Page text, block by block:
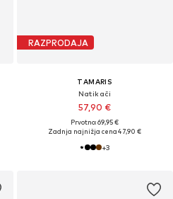
RAZPRODAJA
TAMARIS
Natikači
57,90 €
Prvotno: 69,95 €
Zadnja najnižja cena47,90 €
+3